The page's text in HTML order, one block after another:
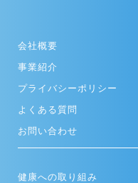
会社概要
事業紹介
プライバシーポリシー
よくある質問
お問い合わせ
健康への取り組み